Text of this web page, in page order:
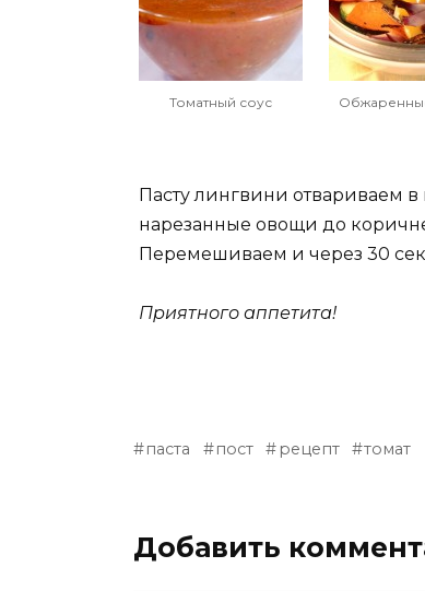
Томатный соус
Пасту лингвини отвариваем
нарезанные овощи до
Перемешиваем и через 30
Приятного аппетита!
паста пост рецепт томат
Добавить